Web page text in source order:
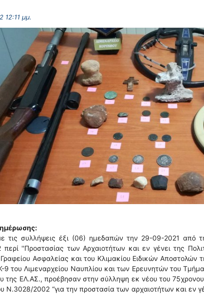
12:11 μμ.
τις συλλήψεις έξι (06) ημεδαπών την 29-09-2021 από
''Προστασίας των Αρχαιοτήτων και εν γένει της
Ασφαλείας και του Κλιμακίου Ειδικών Αποστολών
9 του Λιμεναρχείου Ναυπλίου και των Ερευνητών του
της ΕΛ.ΑΣ., προέβησαν στην σύλληψη εκ νέου του
Ν.3028/2002 “για την προστασία των αρχαιοτήτων και εν